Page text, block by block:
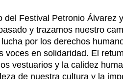
Festival Petronio Álvarez
y trazamos nuestro
por los derechos
voces en solidaridad. El
vestuarios y la calidez
de nuestra cultura y la